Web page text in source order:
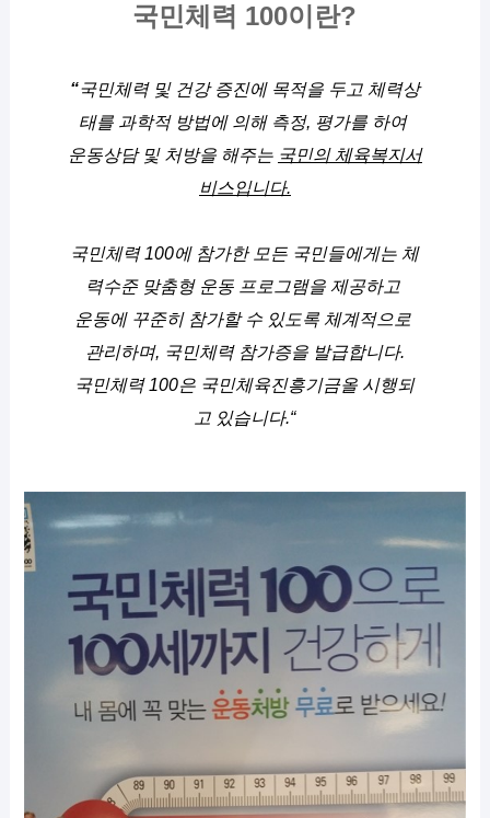
국민체력 100이란?
“국민체력 및 건강 증진에 목적을 두고 체력상
태를 과학적 방법에 의해 측정, 평가를 하여
운동상담 및 처방을 해주는 국민의 체육복지서
비스입니다.
국민체력 100에 참가한 모든 국민들에게는 체
력수준 맞춤형 운동 프로그램을 제공하고
운동에 꾸준히 참가할 수 있도록 체계적으로
관리하며, 국민체력 참가증을 발급합니다.
국민체력 100은 국민체육진흥기금올 시행되
고 있습니다.“